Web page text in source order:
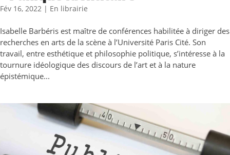
Fév 16, 2022 | En librairie
Isabelle Barbéris est maître de conférences habilitée à diriger des
recherches en arts de la scène à l’Université Paris Cité. Son
travail, entre esthétique et philosophie politique, s’intéresse à la
tournure idéologique des discours de l’art et à la nature
épistémique...